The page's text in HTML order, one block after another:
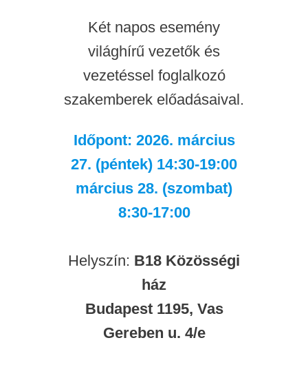
Két napos esemény
világhírű vezetők és
vezetéssel foglalkozó
szakemberek előadásaival.
Időpont: 2026. március
27. (péntek) 14:30-19:00
március 28. (szombat)
8:30-17:00
Helyszín: B18 Közösségi
ház
Budapest 1195, Vas
Gereben u. 4/e